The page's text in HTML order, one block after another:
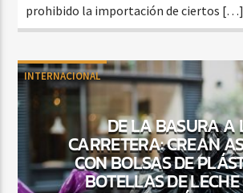
prohibido la importación de ciertos […]
INTERNACIONAL
DE LA BASURA A
CARRETERA: CREAN
CON BOLSAS DE
BOTELLAS DE